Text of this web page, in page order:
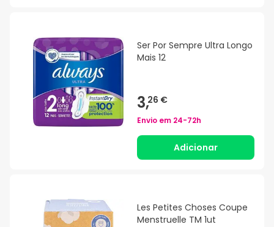
Ser Por Sempre Ultra Longo
Mais 12
3,26 €
Envio em 24-72h
Adicionar
Les Petites Choses Coupe
Menstruelle TM 1ut